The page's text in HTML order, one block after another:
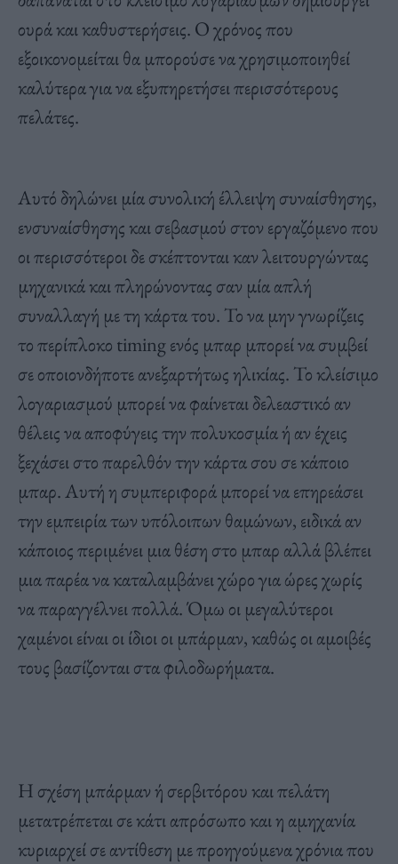
ουρά και καθυστερήσεις. Ο χρόνος που
εξοικονομείται θα μπορούσε να χρησιμοποιηθεί
καλύτερα για να εξυπηρετήσει περισσότερους
πελάτες.
Αυτό δηλώνει μία συνολική έλλειψη συναίσθησης,
ενσυναίσθησης και σεβασμού στον εργαζόμενο που
οι περισσότεροι δε σκέπτονται καν λειτουργώντας
μηχανικά και πληρώνοντας σαν μία απλή
συναλλαγή με τη κάρτα του. Το να μην γνωρίζεις
το περίπλοκο timing ενός μπαρ μπορεί να συμβεί
σε οποιονδήποτε ανεξαρτήτως ηλικίας. Το κλείσιμο
λογαριασμού μπορεί να φαίνεται δελεαστικό αν
θέλεις να αποφύγεις την πολυκοσμία ή αν έχεις
ξεχάσει στο παρελθόν την κάρτα σου σε κάποιο
μπαρ. Αυτή η συμπεριφορά μπορεί να επηρεάσει
την εμπειρία των υπόλοιπων θαμώνων, ειδικά αν
κάποιος περιμένει μια θέση στο μπαρ αλλά βλέπει
μια παρέα να καταλαμβάνει χώρο για ώρες χωρίς
να παραγγέλνει πολλά. Όμω οι μεγαλύτεροι
χαμένοι είναι οι ίδιοι οι μπάρμαν, καθώς οι αμοιβές
τους βασίζονται στα φιλοδωρήματα.
Η σχέση μπάρμαν ή σερβιτόρου και πελάτη
μετατρέπεται σε κάτι απρόσωπο και η αμηχανία
κυριαρχεί σε αντίθεση με προηγούμενα χρόνια που